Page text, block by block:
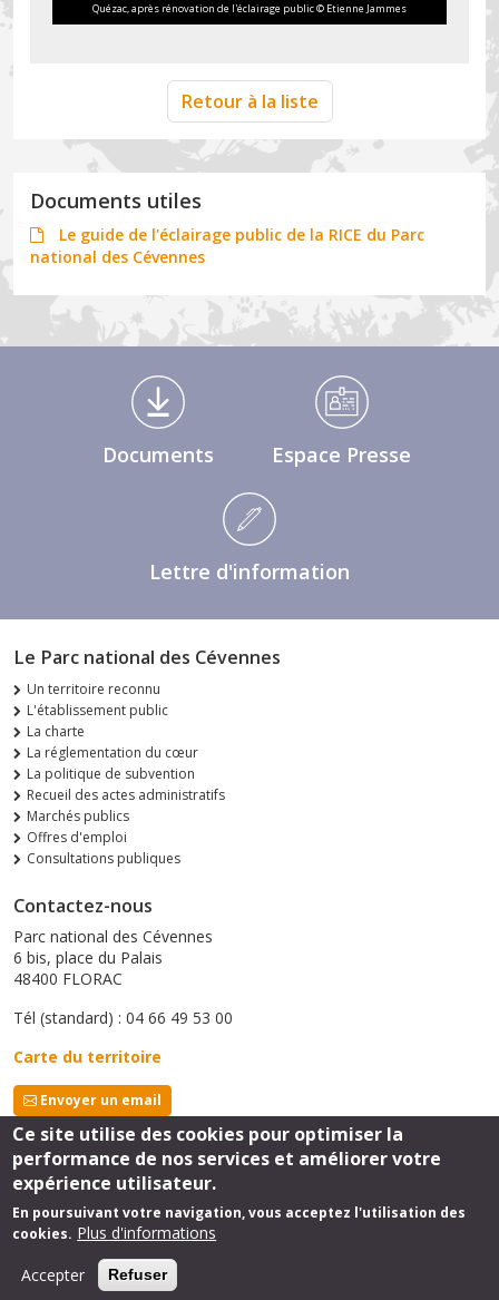
Quézac, après rénovation de l'éclairage public © Etienne Jammes
Retour à la liste
Documents utiles
Le guide de l'éclairage public de la RICE du Parc
national des Cévennes
Médiathèque Footer
Documents Espace Presse
Lettre d'information
Le Parc national des Cévennes
Un territoire reconnu
L'établissement public
La charte
La réglementation du cœur
La politique de subvention
Recueil des actes administratifs
Marchés publics
Offres d'emploi
Consultations publiques
Contactez-nous
Parc national des Cévennes
6 bis, place du Palais
48400 FLORAC
Tél (standard) : 04 66 49 53 00
Carte du territoire
Envoyer un email
Suivez-nous
Ce site utilise des cookies pour optimiser la
performance de nos services et améliorer votre
expérience utilisateur.
En poursuivant votre navigation, vous acceptez l'utilisation des
cookies. Plus d'informations
Accepter
Refuser